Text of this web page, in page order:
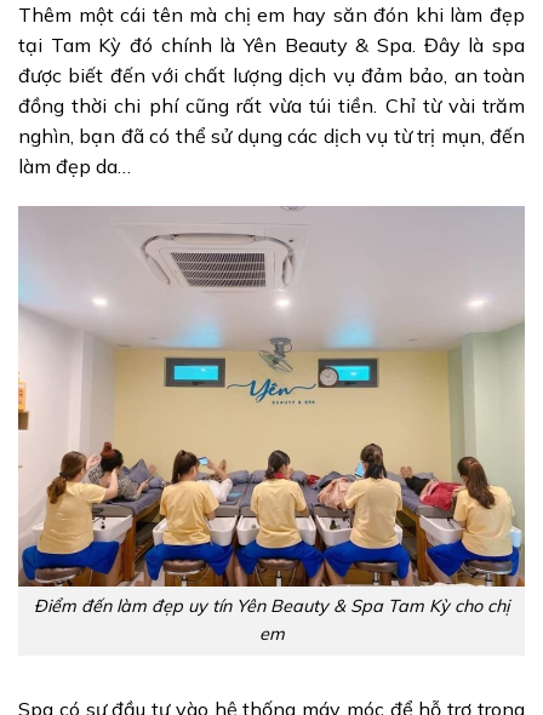
Thêm một cái tên mà chị em hay săn đón khi làm đẹp
tại Tam Kỳ đó chính là Yên Beauty & Spa. Đây là spa
được biết đến với chất lượng dịch vụ đảm bảo, an toàn
đồng thời chi phí cũng rất vừa túi tiền. Chỉ từ vài trăm
nghìn, bạn đã có thể sử dụng các dịch vụ từ trị mụn, đến
làm đẹp da…
Điểm đến làm đẹp uy tín Yên Beauty & Spa Tam Kỳ cho chị
em
Spa có sự đầu tư vào hệ thống máy móc để hỗ trợ trong